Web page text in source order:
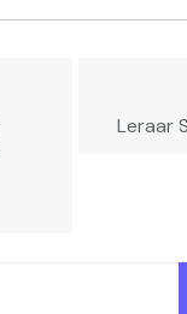
Leraar